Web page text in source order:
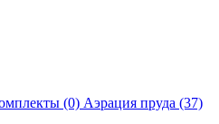
(0) Аэрация пруда (37)